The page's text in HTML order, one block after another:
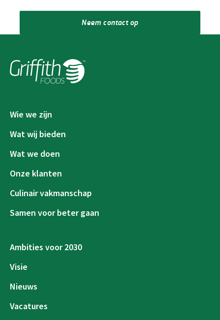
Neem contact op
Wie we zijn
Wat wij bieden
Wat we doen
Onze klanten
Culinair vakmanschap
Samen voor beter gaan
Ambities voor 2030
Visie
Nieuws
Vacatures